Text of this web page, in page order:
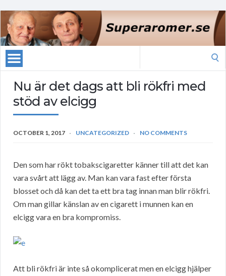
Nu är det dags att bli rökfri med
stöd av elcigg
OCTOBER 1, 2017 UNCATEGORIZED NO COMMENTS
Den som har rökt tobakscigaretter känner till att det kan
vara svårt att lägg av. Man kan vara fast efter första
blosset och då kan det ta ett bra tag innan man blir rökfri.
Om man gillar känslan av en cigarett i munnen kan en
elcigg vara en bra kompromiss.
Att bli rökfri är inte så okomplicerat men en elcigg hjälper